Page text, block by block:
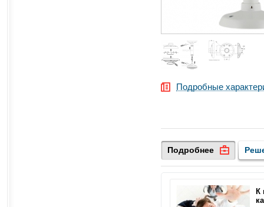
Подробные
Подробнее
К